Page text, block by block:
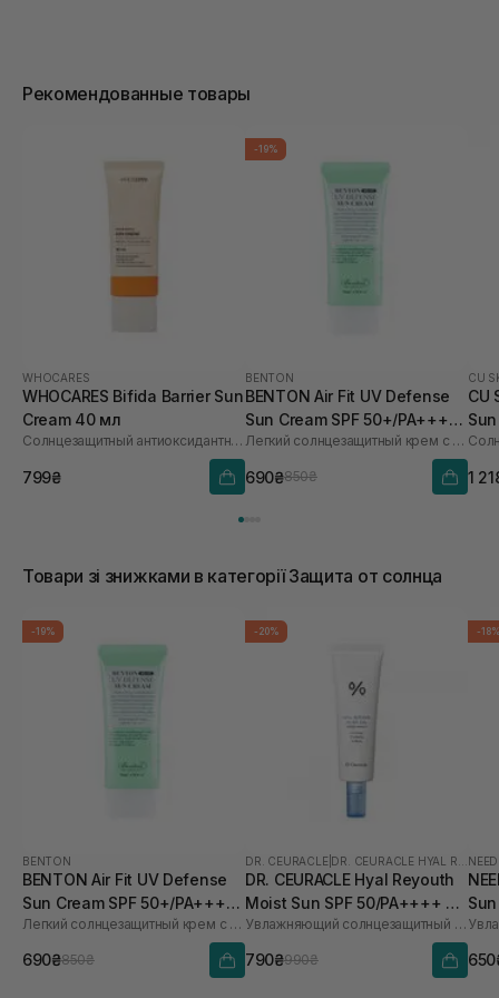
Рекомендованные товары
WHOCARES
WHOCARES Bifida Barrier Sun
Cream 40 мл
Солнцезащитный антиоксидантный крем
799₴
-19%
BENTON
BENTON Air Fit UV Defense
Sun Cream SPF 50+/PA++++
50 мл
Легкий солнцезащитный крем с центеллой
690₴850₴
CU
CU
60
1
Товари зі знижками в категорії Защита от солнца
-19%
BENTON
BENTON Air Fit UV Defense
Sun Cream SPF 50+/PA++++
50 мл
Легкий солнцезащитный крем с центеллой
690₴850₴
-20%
DR. CEURACLE
DR. CEURACLE Hyal Reyouth
Moist Sun SPF 50/PA++++ 50
мл
Увлажняющий солнцезащитный крем для лица с гиалуроновой кислотой
790₴990₴
-